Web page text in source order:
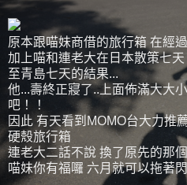
原本跟喵妹商借的旅行箱 在經
加上喵和連老大在日本散策七
至青島七天的結果...
他...壽終正寢了..上面佈滿大大
吧！！
因此 有天看到MOMO台大力推
硬殼旅行箱
連老大二話不說 換了原先的那
喵妹你有福囉 六月就可以拖著